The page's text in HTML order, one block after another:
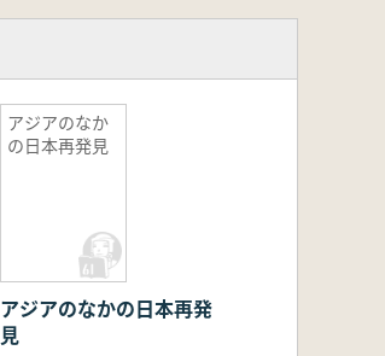
アジアのなか
の日本再発見
アジアのなかの日本再発
見